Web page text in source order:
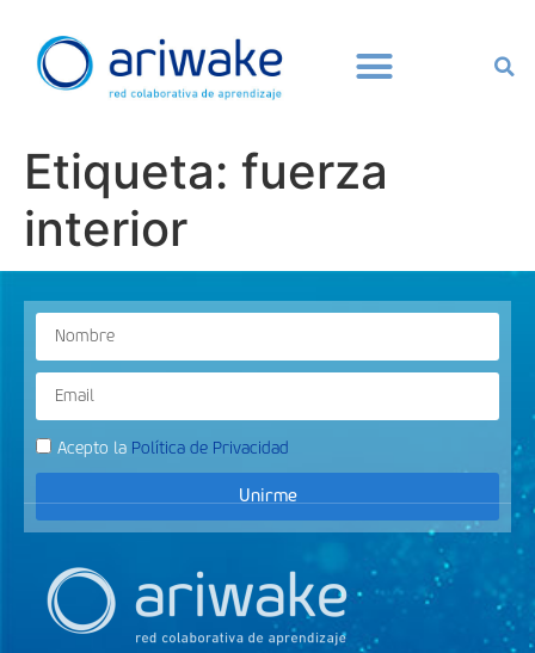
Etiqueta: fuerza
interior
Acepto la Política de Privacidad
Unirme